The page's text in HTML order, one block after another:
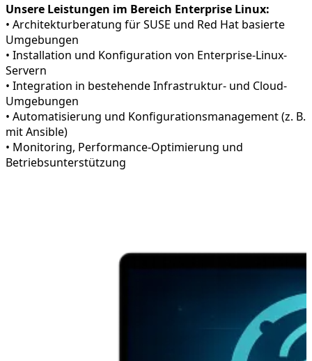
Unsere Leistungen im Bereich Enterprise Linux:
• Architekturberatung für SUSE und Red Hat basierte
Umgebungen
• Installation und Konfiguration von Enterprise-Linux-
Servern
• Integration in bestehende Infrastruktur- und Cloud-
Umgebungen
• Automatisierung und Konfigurationsmanagement (z. B.
mit Ansible)
• Monitoring, Performance-Optimierung und
Betriebsunterstützung